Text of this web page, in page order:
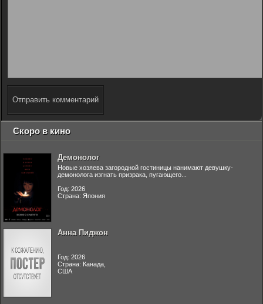
Отправить комментарий
Скоро в кино
Демонолог
Новые хозяева загородной гостиницы нанимают девушку-
демонолога изгнать призрака, пугающего...
Год: 2026
Страна: Япония
Анна Пиджон
Год: 2026
Страна: Канада,
США